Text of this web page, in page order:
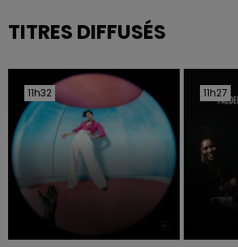
TITRES DIFFUSÉS
11h32
11h32 11h27
11h27